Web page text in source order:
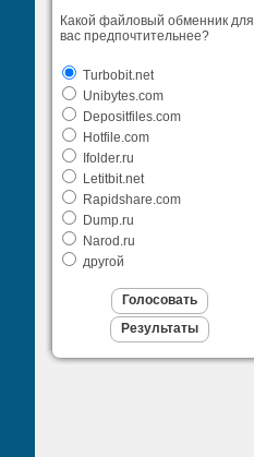
Какой файловый обменник для
вас предпочтительнее?
Turbobit.net
Unibytes.com
Depositfiles.com
Hotfile.com
Ifolder.ru
Letitbit.net
Rapidshare.com
Dump.ru
Narod.ru
другой